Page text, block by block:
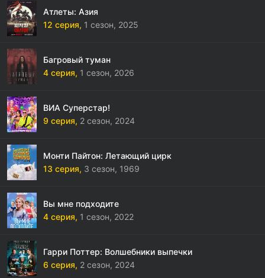
Атлеты: Азия
12 серия, 1 сезон, 2025
Багровый туман
4 серия, 1 сезон, 2026
ВИА Суперстар!
9 серия, 2 сезон, 2024
Монти Пайтон: Летающий цирк
13 серия, 3 сезон, 1969
Вы мне подходите
4 серия, 1 сезон, 2022
Гарри Поттер: Волшебники выпечки
6 серия, 2 сезон, 2024